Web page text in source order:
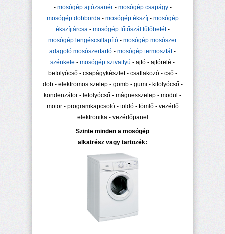
- mosógép ajtózsanér- mosógép csapágy-
mosógép dobborda- mosógép ékszíj - mosógép
ékszíjtárcsa- mosógép fűtőszál fűtőbetét-
mosógép lengéscsillapító - mosógép mosószer
adagoló mosószertartó - mosógép termosztát-
szénkefe - mosógép szivattyú - ajtó - ajtórelé -
befolyócső - csapágykészlet - csatlakozó - cső -
dob - elektromos szelep - gomb - gumi - kifolyócső -
kondenzátor - lefolyócső - mágnesszelep - modul -
motor - programkapcsoló - toldó - tömlő - vezérlő
elektronika - vezérlőpanel
Szinte minden a mosógép
alkatrész vagy tartozék: